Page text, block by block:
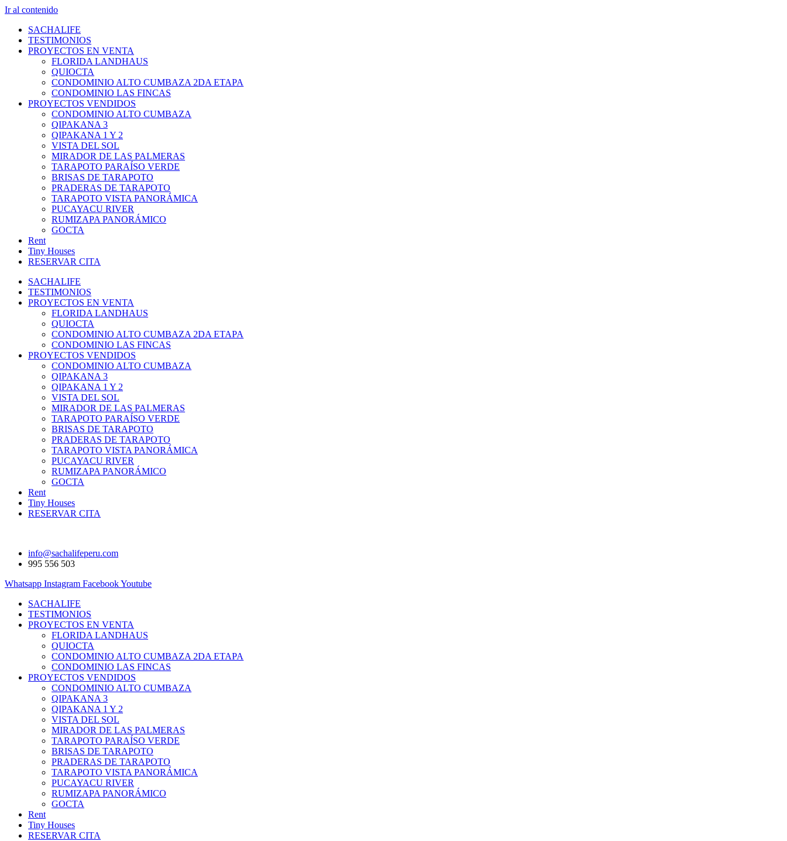
Ir al contenido
SACHALIFE
TESTIMONIOS
PROYECTOS EN VENTA
FLORIDA LANDHAUS
QUIOCTA
CONDOMINIO ALTO CUMBAZA 2DA ETAPA
CONDOMINIO LAS FINCAS
PROYECTOS VENDIDOS
CONDOMINIO ALTO CUMBAZA
QIPAKANA 3
QIPAKANA 1 Y 2
VISTA DEL SOL
MIRADOR DE LAS PALMERAS
TARAPOTO PARAÍSO VERDE
BRISAS DE TARAPOTO
PRADERAS DE TARAPOTO
TARAPOTO VISTA PANORÁMICA
PUCAYACU RIVER
RUMIZAPA PANORÁMICO
GOCTA
Rent
Tiny Houses
RESERVAR CITA
SACHALIFE
TESTIMONIOS
PROYECTOS EN VENTA
FLORIDA LANDHAUS
QUIOCTA
CONDOMINIO ALTO CUMBAZA 2DA ETAPA
CONDOMINIO LAS FINCAS
PROYECTOS VENDIDOS
CONDOMINIO ALTO CUMBAZA
QIPAKANA 3
QIPAKANA 1 Y 2
VISTA DEL SOL
MIRADOR DE LAS PALMERAS
TARAPOTO PARAÍSO VERDE
BRISAS DE TARAPOTO
PRADERAS DE TARAPOTO
TARAPOTO VISTA PANORÁMICA
PUCAYACU RIVER
RUMIZAPA PANORÁMICO
GOCTA
Rent
Tiny Houses
RESERVAR CITA
info@sachalifeperu.com
995 556 503
Whatsapp Instagram FacebookYoutube
SACHALIFE
TESTIMONIOS
PROYECTOS EN VENTA
FLORIDA LANDHAUS
QUIOCTA
CONDOMINIO ALTO CUMBAZA 2DA ETAPA
CONDOMINIO LAS FINCAS
PROYECTOS VENDIDOS
CONDOMINIO ALTO CUMBAZA
QIPAKANA 3
QIPAKANA 1 Y 2
VISTA DEL SOL
MIRADOR DE LAS PALMERAS
TARAPOTO PARAÍSO VERDE
BRISAS DE TARAPOTO
PRADERAS DE TARAPOTO
TARAPOTO VISTA PANORÁMICA
PUCAYACU RIVER
RUMIZAPA PANORÁMICO
GOCTA
Rent
Tiny Houses
RESERVAR CITA